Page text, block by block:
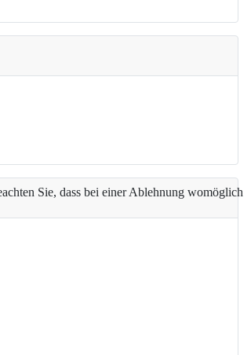
Sie, dass bei einer Ablehnung womöglich